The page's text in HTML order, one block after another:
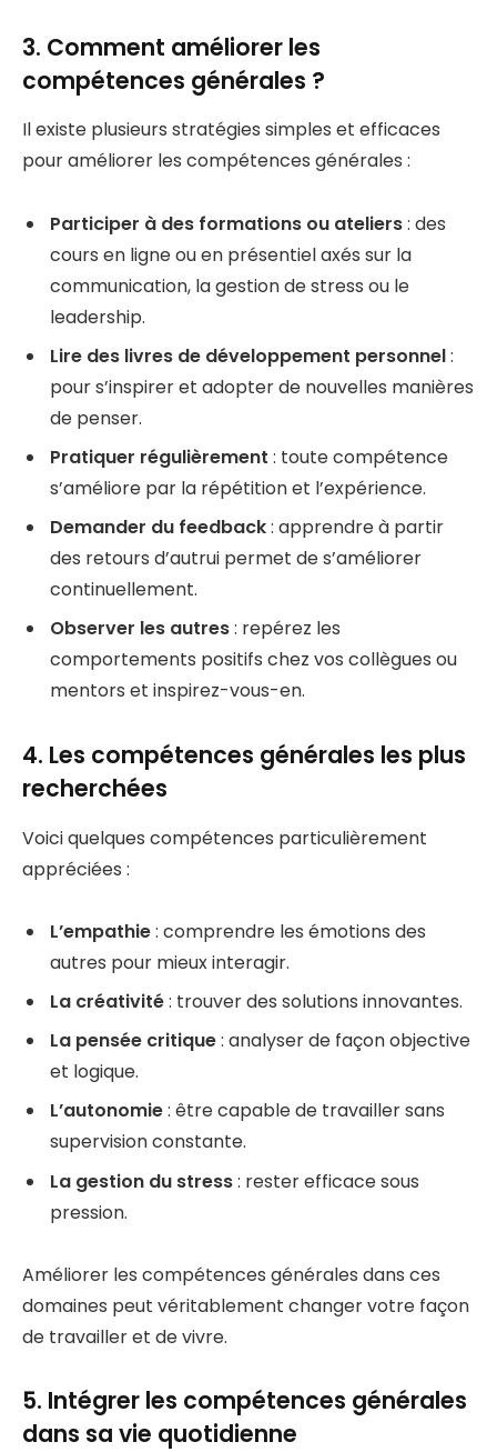
3. Comment améliorer les
compétences générales ?
Il existe plusieurs stratégies simples et efficaces
pour améliorer les compétences générales :
Participer à des formations ou ateliers: des
cours en ligne ou en présentiel axés sur la
communication, la gestion de stress ou le
leadership.
Lire des livres de développement personnel:
pour s’inspirer et adopter de nouvelles manières
de penser.
Pratiquer régulièrement : toute compétence
s’améliore par la répétition et l’expérience.
Demander du feedback: apprendre à partir
des retours d’autrui permet de s’améliorer
continuellement.
Observer les autres: repérez les
comportements positifs chez vos collègues ou
mentors et inspirez-vous-en.
4. Les compétences générales les plus
recherchées
Voici quelques compétences particulièrement
appréciées :
L’empathie: comprendre les émotions des
autres pour mieux interagir.
La créativité: trouver des solutions innovantes.
La pensée critique: analyser de façon objective
et logique.
L’autonomie: être capable de travailler sans
supervision constante.
La gestion du stress: rester efficace sous
pression.
Améliorer les compétences générales dans ces
domaines peut véritablement changer votre façon
de travailler et de vivre.
5. Intégrer les compétences générales
dans sa vie quotidienne